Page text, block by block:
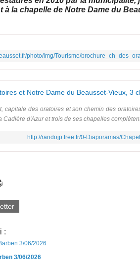
à la chapelle de Notre Dame du
capitale des oratoires et son chemin des
Cadière d'Azur et trois de ses chapelles
http://randojp.free.fr/0-Diaporamas/
:
3/06/2026